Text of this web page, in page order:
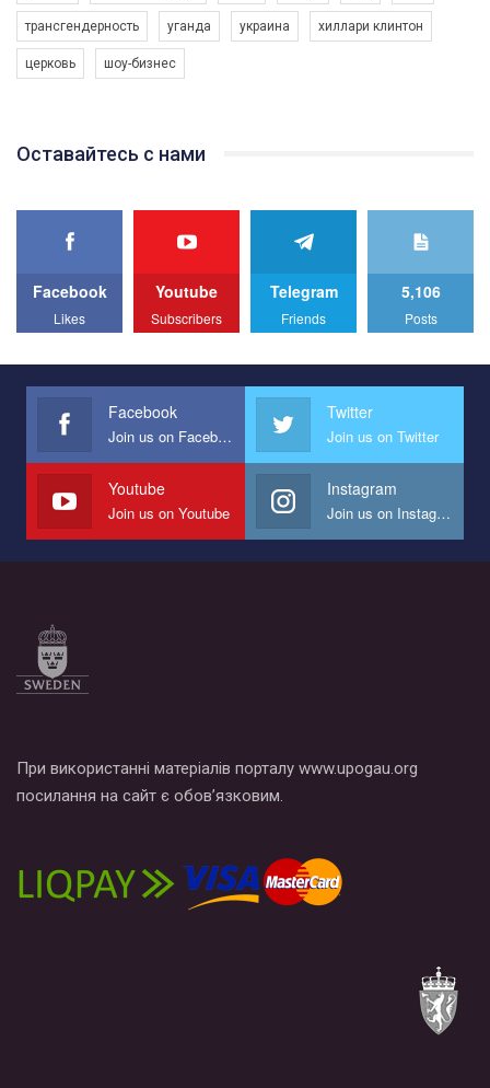
Ми просимо вашої підтримки, щоб реалізувати нашу
програму з боротьби з насильством проти ЛГБТ в Україні.
Якщо ти хочеш підтримати нас - просто натисни "лайк" під
best video, representing programme for the development of
We appeal to your support and ask to help us implement our plan
All you have to do is to press "Like" below the video.
Эмоционально сильный ролик от команды "Гей-альянс
представляющий программу развития организации.
Мы просим вас поддержать нас и помочь нам реализовать
наш план по борьбе с насилием и дискриминацией на почве
СОГИ в Украине.
Все, что вам нужно сделать - это зайти на наш канал YouTube
трансгендерность уганда украина хиллари клинтон
церковь шоу-бизнес
Оставайтесь с нами
Facebook
Likes
Youtube
Subscribers
Telegram
Friends
5,106
Posts
Facebook
Join us on Facebook
Twitter
Join us on Twitter
Youtube
Join us on Youtube
Instagram
Join us on Instagram
При використанні матеріалів порталу www.upogau.org
посилання на сайт є обов’язковим.